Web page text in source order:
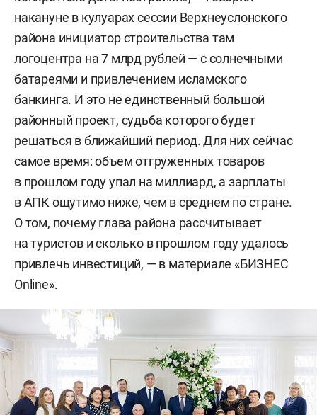
накануне в кулуарах сессии Верхнеуслонского
района инициатор строительства там
логоцентра на 7 млрд рублей — с солнечными
батареями и привлечением исламского
банкинга. И это не единственный большой
районный проект, судьба которого будет
решаться в ближайший период. Для них сейчас
самое время: объем отгруженных товаров
в прошлом году упал на миллиард, а зарплаты
в АПК ощутимо ниже, чем в среднем по стране.
О том, почему глава района рассчитывает
на туристов и сколько в прошлом году удалось
привлечь инвестиций, — в материале «БИЗНЕС
Online».